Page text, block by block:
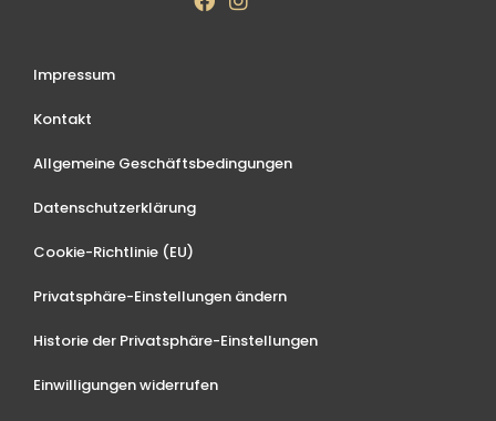
Impressum
Kontakt
Allgemeine Geschäftsbedingungen
Datenschutzerklärung
Cookie-Richtlinie (EU)
Privatsphäre-Einstellungen ändern
Historie der Privatsphäre-Einstellungen
Einwilligungen widerrufen